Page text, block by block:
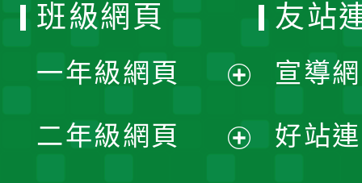
班級網頁
一年級網頁
開
二年級網頁
友站
宣導
好站